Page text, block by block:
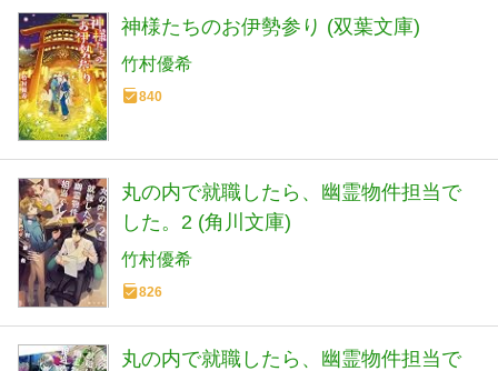
神様たちのお伊勢参り (双葉文庫)
竹村優希
840
丸の内で就職したら、幽霊物件担当で
した。2 (角川文庫)
竹村優希
826
丸の内で就職したら、幽霊物件担当で